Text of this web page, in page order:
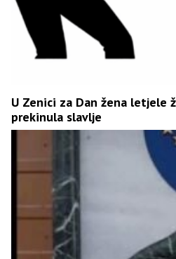
U Zenici za Dan žena letjele
prekinula slavlje